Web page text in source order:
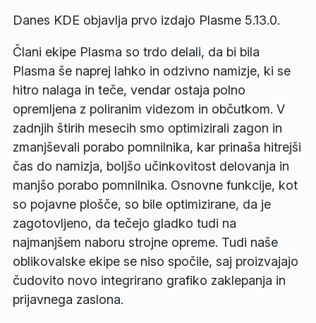
Danes KDE objavlja prvo izdajo Plasme 5.13.0.
Člani ekipe Plasma so trdo delali, da bi bila
Plasma še naprej lahko in odzivno namizje, ki se
hitro nalaga in teče, vendar ostaja polno
opremljena z poliranim videzom in občutkom. V
zadnjih štirih mesecih smo optimizirali zagon in
zmanjševali porabo pomnilnika, kar prinaša hitrejši
čas do namizja, boljšo učinkovitost delovanja in
manjšo porabo pomnilnika. Osnovne funkcije, kot
so pojavne plošče, so bile optimizirane, da je
zagotovljeno, da tečejo gladko tudi na
najmanjšem naboru strojne opreme. Tudi naše
oblikovalske ekipe se niso spočile, saj proizvajajo
čudovito novo integrirano grafiko zaklepanja in
prijavnega zaslona.